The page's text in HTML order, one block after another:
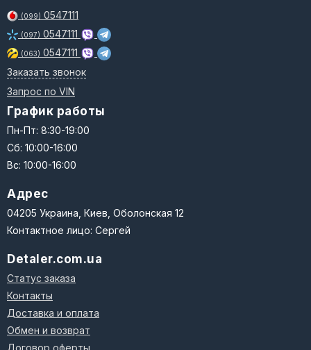
(099) 0547111
(097) 0547111
(063) 0547111
Заказать звонок
Запрос по VIN
График работы
Пн-Пт: 8:30-19:00
Сб: 10:00-16:00
Вс: 10:00-16:00
Адрес
04205 Украина, Киев, Оболонская 12
Контактное лицо: Сергей
Detaler.com.ua
Статус заказа
Контакты
Доставка и оплата
Обмен и возврат
Договор оферты